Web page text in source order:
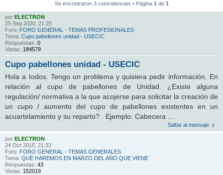
r
Se encontraron 3 coincidencias • Página 1de 1
por ELECTRON
25 Sep 2020, 21:25
Foro: FORO GENERAL - TEMAS PROFESIONALES
Tema: Cupo pabellones unidad - USECIC
Respuestas: 0
Vistas: 184579
Cupo pabellones unidad - USECIC
Hola a todos. Tengo un problema y quisiera pedir información. En
relación al cupo de pabellones de Unidad. ¿Existe alguna
regulación/ normativa a la que acojerse para solicitar la creación de
un cupo / aumento del cupo de pabellones existentes en un
acuartelamiento y su reparto? . Ejemplo: Cabecera ...
Saltar al mensaje
por ELECTRON
24 Oct 2015, 21:33
Foro: FORO GENERAL - TEMAS GENERALES
Tema: QUÉ HAREMOS EN MARZO DEL AÑO QUE VIENE
Respuestas: 43
Vistas: 152019